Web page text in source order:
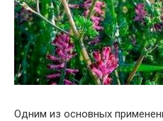
Одним из основных